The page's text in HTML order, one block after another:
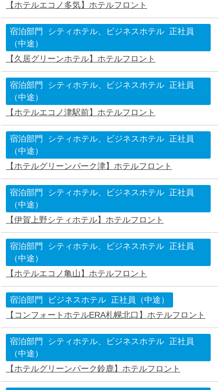
【ホテルエコノ多気】ホテルフロント
宿泊部門 シティホテル、ビジネスホテル
正社員
（中途）
【久居グリーンホテル】ホテルフロント
宿泊部門 シティホテル、ビジネスホテル
正社員
（中途）
【ホテルエコノ津駅前】ホテルフロント
宿泊部門 シティホテル、ビジネスホテル
正社員
（中途）
【ホテルグリーンパーク津】ホテルフロント
宿泊部門 シティホテル、ビジネスホテル
正社員
（中途）
【伊賀上野シティホテル】ホテルフロント
宿泊部門 シティホテル、ビジネスホテル
正社員
（中途）
【ホテルエコノ亀山】ホテルフロント
宿泊部門 ビジネスホテル
正社員（中途）
【コンフォートホテルERA札幌北口】ホテルフロント
宿泊部門 シティホテル、ビジネスホテル
正社員
（中途）
【ホテルグリーンパーク鈴鹿】ホテルフロント